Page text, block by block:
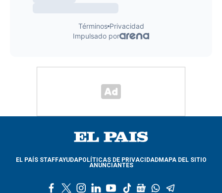
EL PAÍS STAFFAYUDAPOLÍTICAS DE PRIVACIDADMAPA DEL SITIO
ANUNCIANTES
l
y
t
g
w